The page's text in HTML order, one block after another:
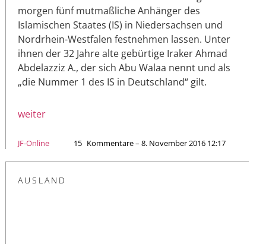
morgen fünf mutmaßliche Anhänger des
Islamischen Staates (IS) in Niedersachsen und
Nordrhein-Westfalen festnehmen lassen. Unter
ihnen der 32 Jahre alte gebürtige Iraker Ahmad
Abdelazziz A., der sich Abu Walaa nennt und als
„die Nummer 1 des IS in Deutschland“ gilt.
weiter
JF-Online 15 Kommentare – 8. November 2016 12:17
AUSLAND